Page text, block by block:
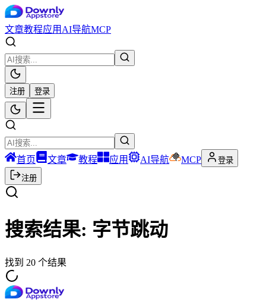
文章教程应用 AI导航MCP
注册 登录
首页 文章 教程 应用 AI导航 MCP
登录
注册
搜索结果: 字节跳动
找到 20 个结果